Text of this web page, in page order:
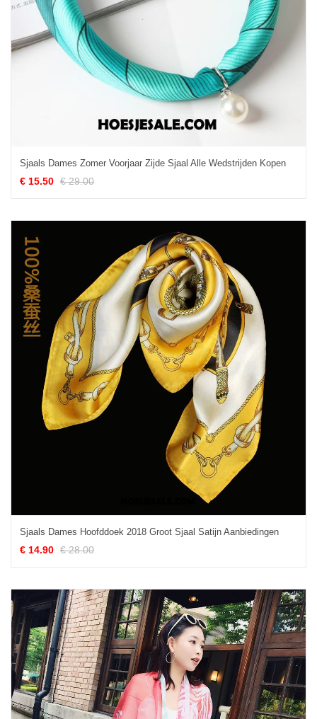
Sjaals Dames Zomer Voorjaar Zijde Sjaal Alle Wedstrijden Kopen
€ 15.50 € 29.00
Sjaals Dames Hoofddoek 2018 Groot Sjaal Satijn Aanbiedingen
€ 14.90 € 28.00